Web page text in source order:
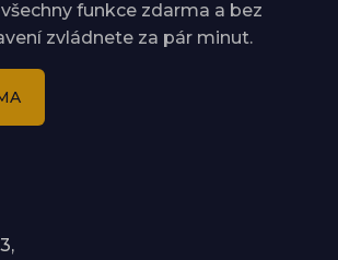
funkce zdarma a bez
zvládnete za pár minut.